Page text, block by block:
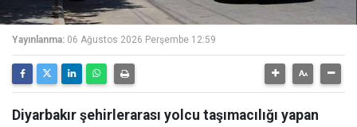
Yayınlanma: 06 Ağustos 2026 Perşembe 12:59
Diyarbakır şehirlerarası yolcu taşımacılığı yapan